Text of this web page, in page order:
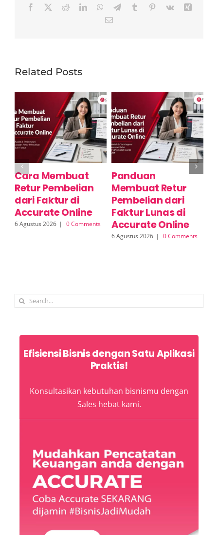
Facebook RedditLinkedInWhatsApp
TelegramTumblr Pinterest
Vk
Email
Related Posts
Cara Membuat
Retur Pembelian
dari Faktur di
Accurate Online
6 Agustus 2026 | 0 Comments
Panduan
Membuat Retur
Pembelian dari
Faktur Lunas di
Accurate Online
6 Agustus 2026 | 0 Comments
Search
Efisiensi Bisnis dengan Satu Aplikasi
Praktis!
Konsultasikan kebutuhan bisnismu dengan
Sales hebat kami.